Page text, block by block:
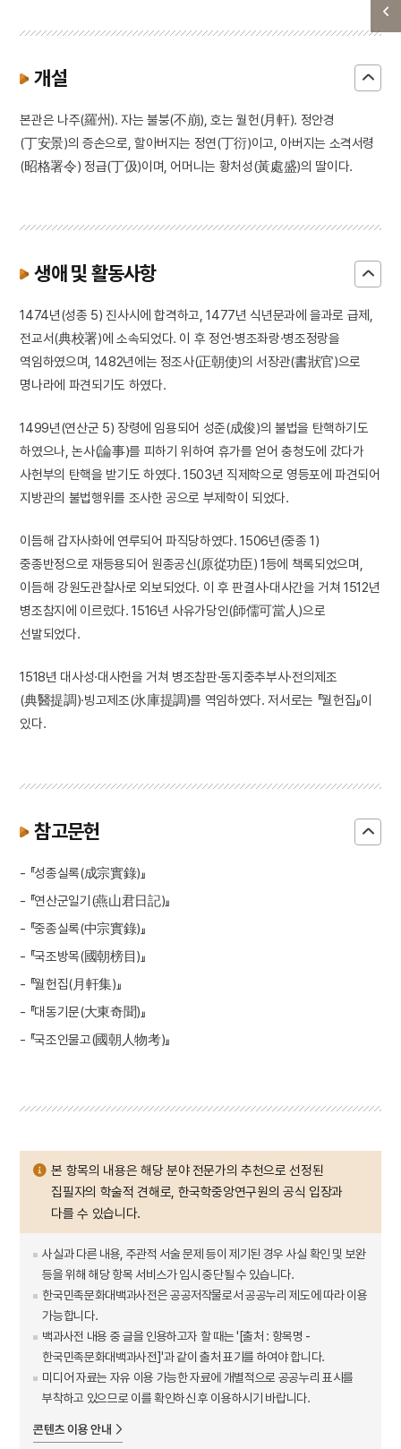
개설
본관은 나주(羅州). 자는 불붕(不崩), 호는 월헌(月軒). 정안경
(丁安景)의 증손으로, 할아버지는 정연(丁衍)이고, 아버지는 소격서령
(昭格署令) 정급(丁伋)이며, 어머니는 황처성(黃處盛)의 딸이다.
생애 및 활동사항
1474년(성종 5) 진사시에 합격하고, 1477년 식년문과에 을과로 급제,
전교서(典校署)에 소속되었다. 이 후 정언·병조좌랑·병조정랑을
역임하였으며, 1482년에는 정조사(正朝使)의 서장관(書狀官)으로
명나라에 파견되기도 하였다.
1499년(연산군 5) 장령에 임용되어 성준(成俊)의 불법을 탄핵하기도
하였으나, 논사(論事)를 피하기 위하여 휴가를 얻어 충청도에 갔다가
사헌부의 탄핵을 받기도 하였다. 1503년 직제학으로 영등포에 파견되어
지방관의 불법행위를 조사한 공으로 부제학이 되었다.
이듬해 갑자사화에 연루되어 파직당하였다. 1506년(중종 1)
중종반정으로 재등용되어 원종공신(原從功臣) 1등에 책록되었으며,
이듬해 강원도관찰사로 외보되었다. 이 후 판결사·대사간을 거쳐 1512년
병조참지에 이르렀다. 1516년 사유가당인(師儒可當人)으로
선발되었다.
1518년 대사성·대사헌을 거쳐 병조참판·동지중추부사·전의제조
(典醫提調)·빙고제조(氷庫提調)를 역임하였다. 저서로는 『월헌집』이
있다.
참고문헌
- 『성종실록(成宗實錄)』
- 『연산군일기(燕山君日記)』
- 『중종실록(中宗實錄)』
- 『국조방목(國朝榜目)』
- 『월헌집(月軒集)』
- 『대동기문(大東奇聞)』
- 『국조인물고(國朝人物考)』
본 항목의 내용은 해당 분야 전문가의 추천으로 선정된
집필자의 학술적 견해로, 한국학중앙연구원의 공식 입장과
다를 수 있습니다.
사실과 다른 내용, 주관적 서술 문제 등이 제기된 경우 사실 확인 및 보완
등을 위해 해당 항목 서비스가 임시 중단될 수 있습니다.
한국민족문화대백과사전은 공공저작물로서 공공누리 제도에 따라 이용
가능합니다.
백과사전 내용 중 글을 인용하고자 할 때는 '[출처 : 항목명 -
한국민족문화대백과사전]'과 같이 출처 표기를 하여야 합니다.
미디어 자료는 자유 이용 가능한 자료에 개별적으로 공공누리 표시를
부착하고 있으므로 이를 확인하신 후 이용하시기 바랍니다.
콘텐츠 이용 안내